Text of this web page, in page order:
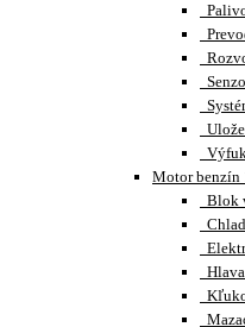
Motor benzín
Blok